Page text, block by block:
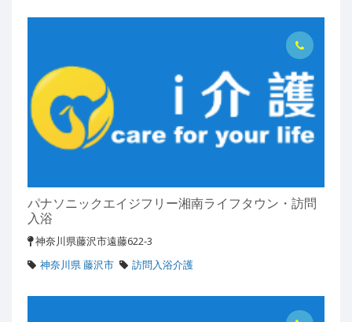
パナソニックエイジフリー湘南ライフタウン・訪問
入浴
神奈川県藤沢市遠藤622-3
神奈川県 藤沢市
訪問入浴介護